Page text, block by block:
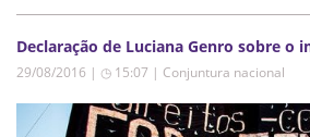
Declaração de Luciana Genro sobre o
29/08/2016 | ◷ 15:07 | Conjuntura nacional